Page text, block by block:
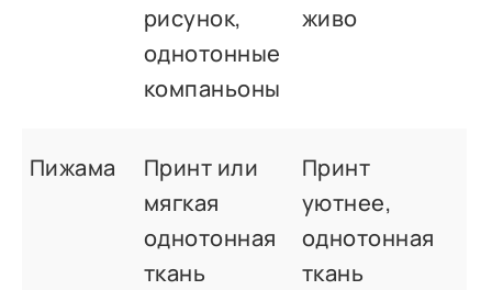
рисунок,
однотонные
компаньоны
живо
Пижама
Принт или
мягкая
однотонная
ткань
Принт
уютнее,
однотонная
ткань